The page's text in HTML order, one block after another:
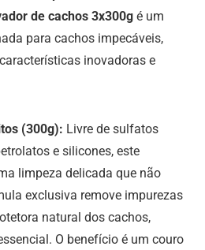
de cachos 3x300g é um
para cachos impecáveis,
inovadoras e
(300g): Livre de sulfatos
e silicones, este
limpeza delicada que não
exclusiva remove impurezas
natural dos cachos,
O benefício é um couro